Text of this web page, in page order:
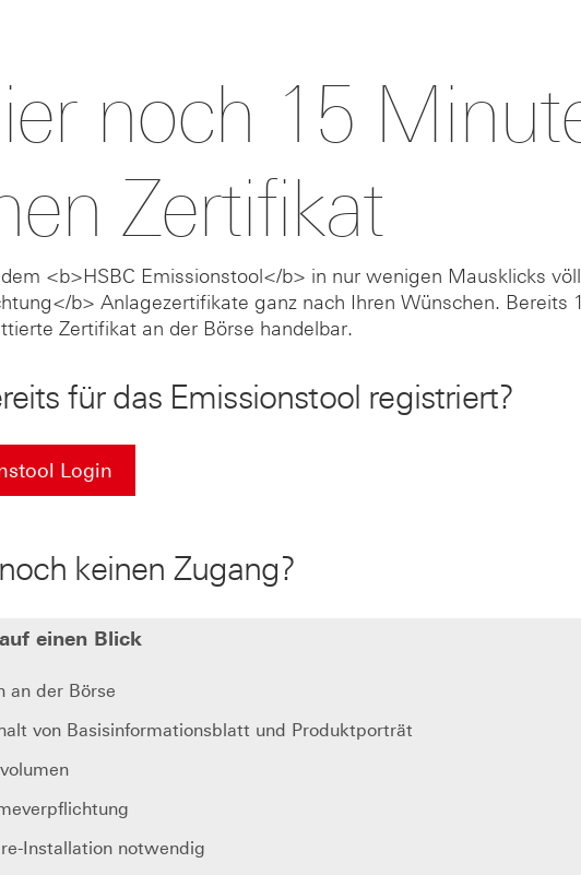
noch 15
Zertifikat
<b>HSBC Emissionstool</b> in nur wenigen Mausklicks
b> Anlagezertifikate ganz nach Ihren Wünschen. Bereits
Zertifikat an der Börse handelbar.
für das Emissionstool registriert?
Login
keinen Zugang?
einen Blick
an der Börse
von Basisinformationsblatt und Produktporträt
Installation notwendig